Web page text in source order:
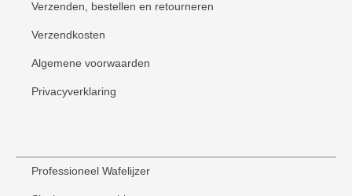
Verzenden, bestellen en retourneren
Verzendkosten
Algemene voorwaarden
Privacyverklaring
Professioneel Wafelijzer